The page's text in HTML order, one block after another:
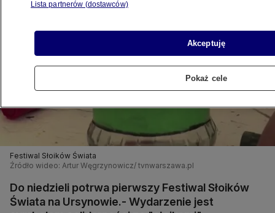
Festiwal Słoików Świata
Źródło wideo: Artur Węgrzynowicz/ tvnwarszawa.pl
Do niedzieli potrwa pierwszy Festiwal Słoików
Świata na Ursynowie.- Wydarzenie jest
Lista partnerów (dostawców)
Akceptuję
Pokaż cele